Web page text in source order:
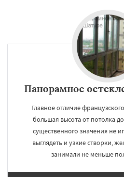
Панорамное
Главное отличие
большая высота от потолка
существенного значения не
выглядеть и узкие створки,
занимали не меньше